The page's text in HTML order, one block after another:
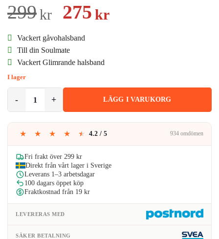
299kr
Det
ursprungliga
priset
var:
299kr.
275 krDet
275kr.
Vackert gåvohalsband
Till din Soulmate
Vackert Glimrande halsband
I lager
LÄGG I VARUKORG
★ ★ ★ ★ ★ 4.2 / 5 934 omdömen
Fri frakt över 299 kr
Direkt från vårt lager i Sverige
Leverans 1–3 arbetsdagar
100 dagars öppet köp
Fraktkostnad från 19 kr
LEVERERAS MED
SÄKER BETALNING